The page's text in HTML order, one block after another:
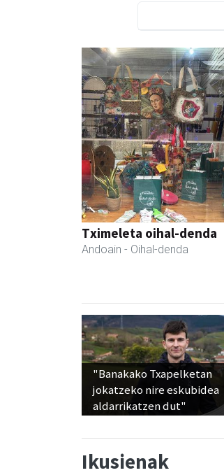
Tximeleta oihal-denda
Andoain - Oihal-denda
"Banakako Txapelketan
jokatzeko nire eskubidea
aldarrikatzen dut"
Ikusienak